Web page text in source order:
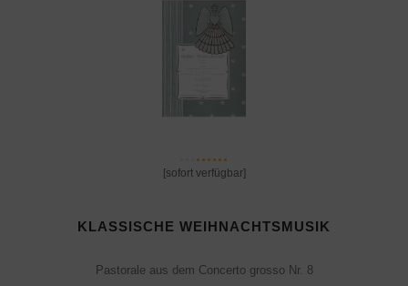
[sofort verfügbar]
KLASSISCHE WEIHNACHTSMUSIK
Pastorale aus dem Concerto grosso Nr. 8